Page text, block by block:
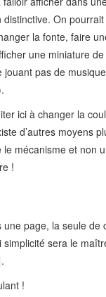
On
la fonte, faire
une miniature
pas de
ici à changer la
d’autres moyens
mécanisme et non
!
page, la seule de
sera le
.
!